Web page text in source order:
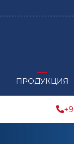
ПРОДУКЦИЯ